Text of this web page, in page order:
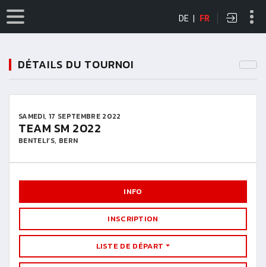
DE | FR
DÉTAILS DU TOURNOI
SAMEDI, 17 SEPTEMBRE 2022
TEAM SM 2022
BENTELI’S, BERN
INFO
INSCRIPTION
LISTE DE DÉPART